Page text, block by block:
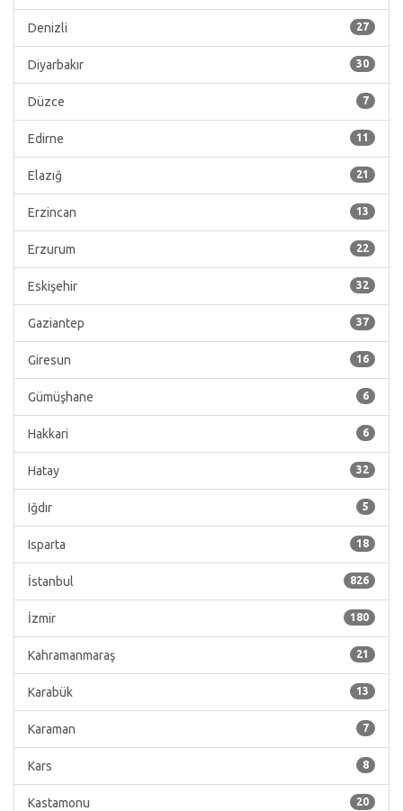
27
Denizli
30
Diyarbakır
7
Düzce
11
Edirne
21
Elazığ
13
Erzincan
22
Erzurum
32
Eskişehir
37
Gaziantep
16
Giresun
6
Gümüşhane
6
Hakkari
32
Hatay
5
Iğdır
18
Isparta
826
İstanbul
180
İzmir
21
Kahramanmaraş
13
Karabük
7
Karaman
8
Kars
20
Kastamonu